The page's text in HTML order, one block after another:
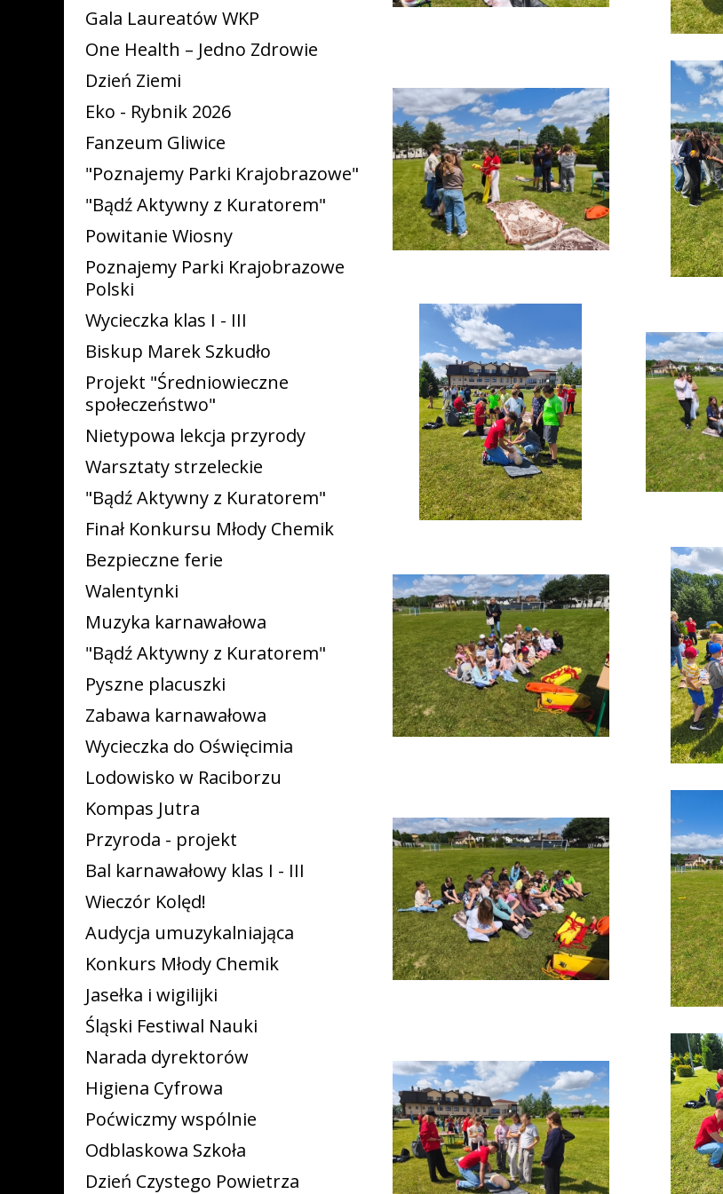
Gala Laureatów WKP
One Health – Jedno Zdrowie
Dzień Ziemi
Eko - Rybnik 2026
Fanzeum Gliwice
"Poznajemy Parki Krajobrazowe"
"Bądź Aktywny z Kuratorem"
Powitanie Wiosny
Poznajemy Parki Krajobrazowe
Polski
Wycieczka klas I - III
Biskup Marek Szkudło
Projekt "Średniowieczne
społeczeństwo"
Nietypowa lekcja przyrody
Warsztaty strzeleckie
"Bądź Aktywny z Kuratorem"
Finał Konkursu Młody Chemik
Bezpieczne ferie
Walentynki
Muzyka karnawałowa
"Bądź Aktywny z Kuratorem"
Pyszne placuszki
Zabawa karnawałowa
Wycieczka do Oświęcimia
Lodowisko w Raciborzu
Kompas Jutra
Przyroda - projekt
Bal karnawałowy klas I - III
Wieczór Kolęd!
Audycja umuzykalniająca
Konkurs Młody Chemik
Jasełka i wigilijki
Śląski Festiwal Nauki
Narada dyrektorów
Higiena Cyfrowa
Poćwiczmy wspólnie
Odblaskowa Szkoła
Dzień Czystego Powietrza